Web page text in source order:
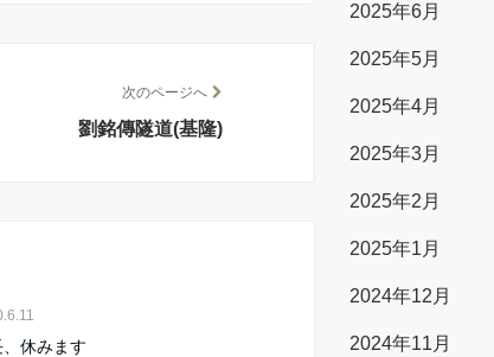
次のページへ
劉銘傳隧道(基隆)
、休みます
2025年6月
2025年5月
2025年4月
2025年3月
2025年2月
2025年1月
2024年12月
2024年11月